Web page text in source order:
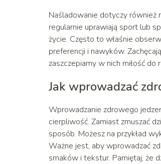
Naśladowanie dotyczy również
regularnie uprawiają sport lub
życie. Często to właśnie
preferencji i nawyków.
zaszczepiamy w nich miłość
Jak wprowadzać
Wprowadzanie zdrowego
cierpliwość. Zamiast zmuszać
sposób. Możesz na przykład
Ważne jest, aby wprowadzać
smaków i tekstur. Pamiętaj, że